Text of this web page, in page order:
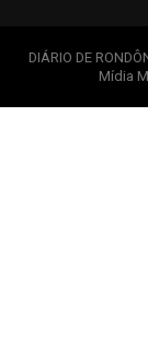
DIÁRIO DE
Mídia